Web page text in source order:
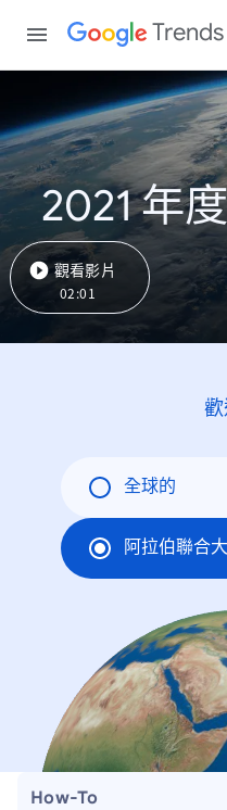
Trends
2021 年
觀看影片
02:01
全球的
阿拉伯聯合
How-To